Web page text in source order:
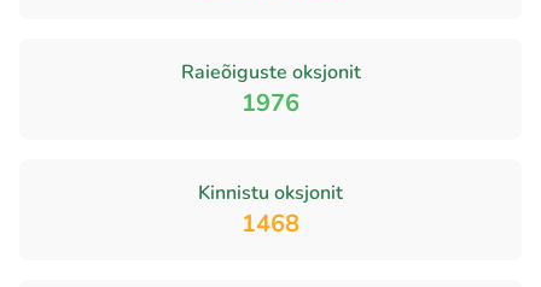
Raieõiguste oksjonit
1976
Kinnistu oksjonit
1468